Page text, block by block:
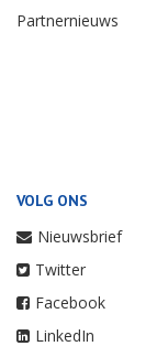
Partnernieuws
VOLG ONS
Nieuwsbrief
Twitter
Facebook
LinkedIn